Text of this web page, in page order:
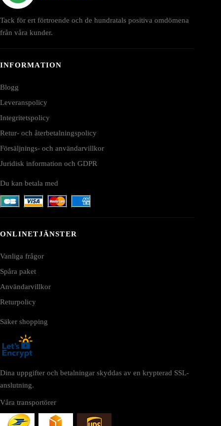
Tack för ert förtroende och de hundratals positiva omdömena
från våra kunder.
INFORMATION
Blogg
Leveranspolicy
Integritetspolicy
Retur- och återbetalningspolicy
Försäljnings- och användarvillkor
Juridisk information och GDPR
Du kan betala med
ONLINETJÄNSTER
Vanliga frågor
Spåra paket
Användarvillkor
Returpolicy
Säker shopping
Dina uppgifter och betalningar skyddas av en krypterad SSL-
anslutning.
Våra transportörer